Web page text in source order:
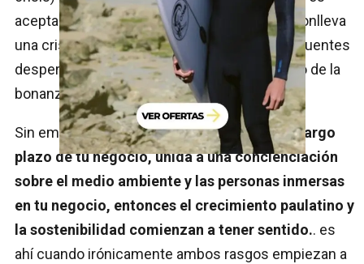
aceptada, incluyendo el coste humano que conlleva
una crisis, sin importar los excesos y consecuentes
desperdicios que hayan tenido lugar a lo largo de la
bonanza.
Sin embargo, si tienesuna visión de medio-largo
plazo de tu negocio, unida a una concienciación
sobre el medio ambiente y las personas inmersas
en tu negocio, entonces el crecimiento paulatino y
la sostenibilidad comienzan a tener sentido.. es
ahí cuando irónicamente ambos rasgos empiezan a